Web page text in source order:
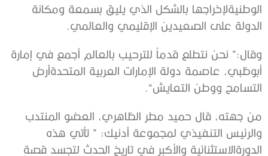
الوطنيةلإخراجها بالشكل الذي يليق بسمعة ومكانة
الدولة على الصعيدين الإقليمي والعالمي
وقال:” نحن نتطلع قدماً للترحيب بالعالم أجمع في إمارة
أبوظبي، عاصمة دولة الإمارات العربية المتحدةأرض
التسامح ووطن التعايش“.
من جهته، قال حميد مطر الظاهري، العضو المنتدب
والرئيس التنفيذي لمجموعة أدنيك: ” تأتي هذه
الدورةالاستثنائية والأكبر في تاريخ الحدث لتجسد قصة